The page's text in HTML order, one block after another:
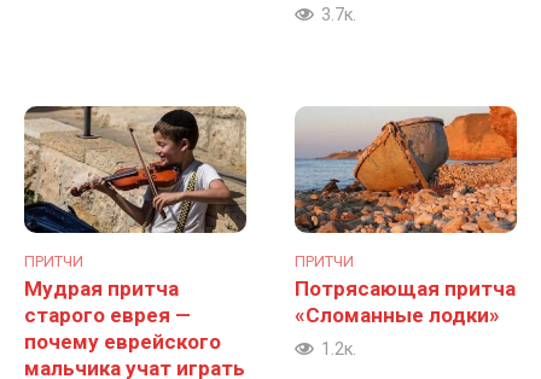
3.7к.
ПРИТЧИ
Мудрая притча
старого еврея —
почему еврейского
мальчика учат играть
ПРИТЧИ
Потрясающая притча
«Сломанные лодки»
1.2к.